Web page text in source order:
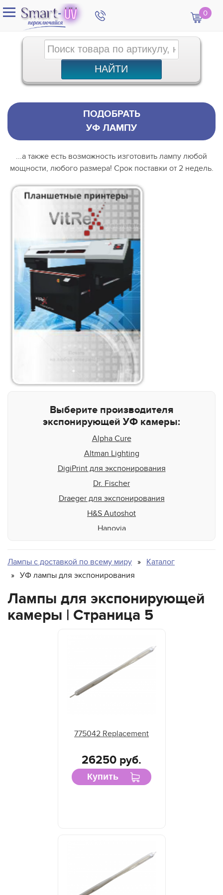
0
Лампы с доставкой по всему миру
Каталог
УФ лампы для экспонирования
Лампы для экспонирующей
камеры | Страница 5
775042 Replacement
26250 руб.
Купить
ПОДОБРАТЬ
УФ ЛАМПУ
...а также есть возможность изготовить лампу любой
мощности, любого размера! Срок поставки от 2 недель.
Выберите производителя
экспонирующей УФ камеры:
Alpha Cure
Altman Lighting
DigiPrint для экспонирования
Dr. Fischer
Draeger для экспонирования
H&S Autoshot
Hanovia
HP-Scitex
Interlight
Johnson and Allen
Loctite
Nordson
NuArc
NUR America
TAS UV
Theimer
Ushio
Лампа для экспонирующей камеры Dongguan Ksen
Лампа для экспонирующей камеры Dynachem